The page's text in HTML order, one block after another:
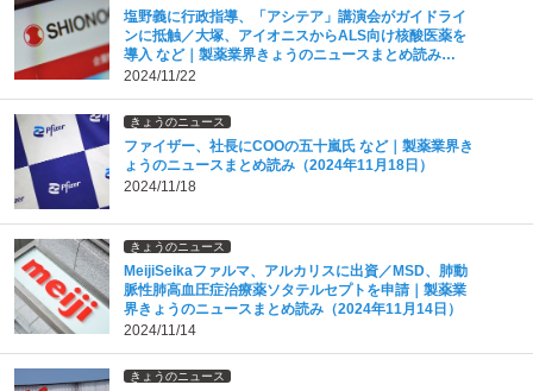
塩野義に行政指導、「アシテア」講演会がガイドライ
ンに抵触／大塚、アイオニスからALS向け核酸医薬を
導入 など｜製薬業界きょうのニュースまとめ読み
（2024年11月22日）
2024/11/22
きょうのニュース
ファイザー、社長にCOOの五十嵐氏 など｜製薬業界き
ょうのニュースまとめ読み（2024年11月18日）
2024/11/18
きょうのニュース
MeijiSeikaファルマ、アルカリスに出資／MSD、肺動
脈性肺高血圧症治療薬ソタテルセプトを申請｜製薬業
界きょうのニュースまとめ読み（2024年11月14日）
2024/11/14
きょうのニュース